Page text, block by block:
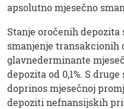
apsolutno mjesečno
Stanje oročenih depozita
smanjenje transakcionih
glavnederminante
depozita od 0,1%. S
doprinos mjesečnoj
depoziti nefnansijskih